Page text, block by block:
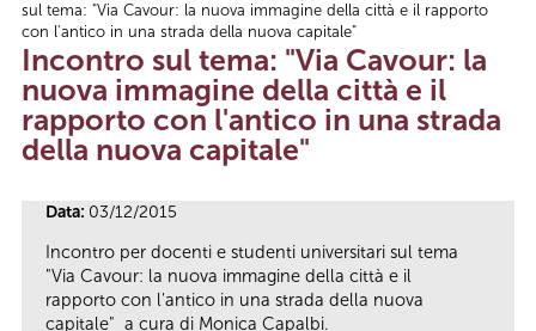
Tu sei qui
sul tema: "Via Cavour: la nuova immagine della città e il rapporto
con l'antico in una strada della nuova capitale"
Incontro sul tema: "Via Cavour: la
nuova immagine della città e il
rapporto con l'antico in una strada
della nuova capitale"
Data: 03/12/2015
Incontro per docenti e studenti universitari sul tema
"Via Cavour: la nuova immagine della città e il
rapporto con l'antico in una strada della nuova
capitale" a cura di Monica Capalbi.